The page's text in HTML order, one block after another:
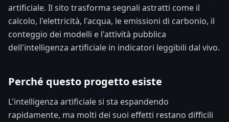
artificiale. Il sito trasforma segnali astratti come il
calcolo, l'elettricità, l'acqua, le emissioni di carbonio, il
conteggio dei modelli e l'attività pubblica
dell'intelligenza artificiale in indicatori leggibili dal vivo.
Perché questo progetto esiste
L'intelligenza artificiale si sta espandendo
rapidamente, ma molti dei suoi effetti restano difficili